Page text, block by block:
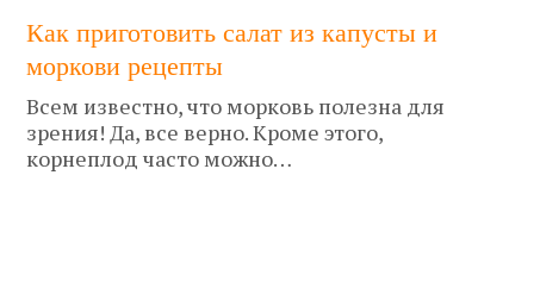
Как приготовить салат из капусты и
моркови рецепты
Всем известно, что морковь полезна для
зрения! Да, все верно. Кроме этого,
корнеплод часто можно…